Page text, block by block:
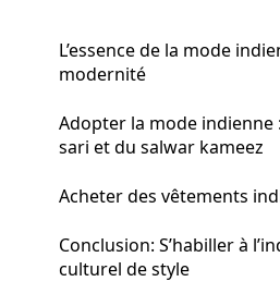
L’essence de la mode
modernité
Adopter la mode indienne
sari et du salwar kameez
Acheter des vêtements
Conclusion: S’habiller à
culturel de style